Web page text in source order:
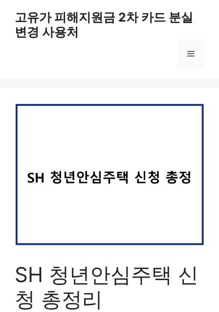
고유가 피해지원금 2차 카드 분실
변경 사용처
메
SH 청년안심주택 신
청 총정리